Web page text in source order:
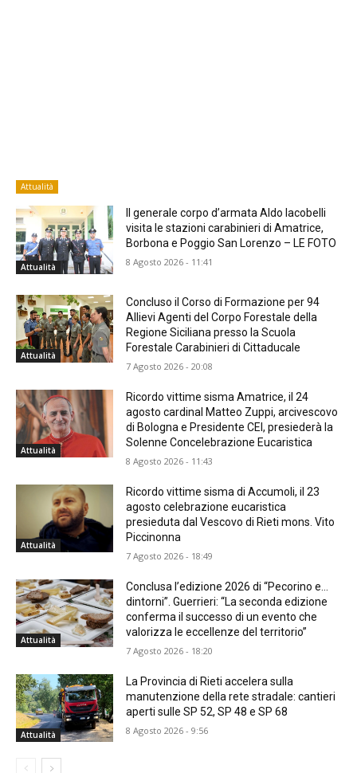
Attualità
Attualità
Il generale corpo d’armata Aldo Iacobelli
visita le stazioni carabinieri di Amatrice,
Borbona e Poggio San Lorenzo – LE FOTO
8 Agosto 2026 - 11:41
Attualità
Concluso il Corso di Formazione per 94
Allievi Agenti del Corpo Forestale della
Regione Siciliana presso la Scuola
Forestale Carabinieri di Cittaducale
7 Agosto 2026 - 20:08
Attualità
Ricordo vittime sisma Amatrice, il 24
agosto cardinal Matteo Zuppi, arcivescovo
di Bologna e Presidente CEI, presiederà la
Solenne Concelebrazione Eucaristica
8 Agosto 2026 - 11:43
Attualità
Ricordo vittime sisma di Accumoli, il 23
agosto celebrazione eucaristica
presieduta dal Vescovo di Rieti mons. Vito
Piccinonna
7 Agosto 2026 - 18:49
Attualità
Conclusa l’edizione 2026 di “Pecorino e…
dintorni”. Guerrieri: “La seconda edizione
conferma il successo di un evento che
valorizza le eccellenze del territorio”
7 Agosto 2026 - 18:20
Attualità
La Provincia di Rieti accelera sulla
manutenzione della rete stradale: cantieri
aperti sulle SP 52, SP 48 e SP 68
8 Agosto 2026 - 9:56